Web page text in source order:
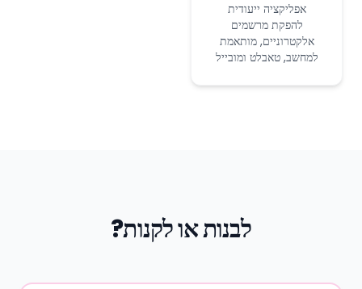
אפליקציה ייעודית
להפקת מרשמים
אלקטרוניים, מותאמת
למחשב, טאבלט ומובייל
לבנות או לקנות?